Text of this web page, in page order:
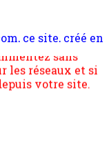
rendu compte de
d'une
philosophiques
omme la
sans
les réseaux et si
votre site.